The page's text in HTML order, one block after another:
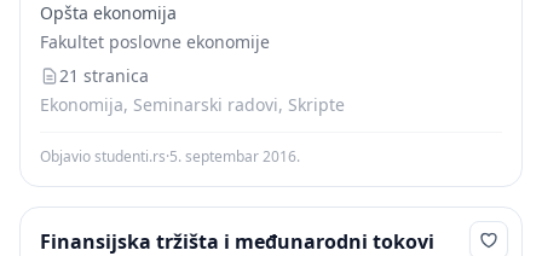
kupovina i prodaja hartija tržišta novca od...
Opšta ekonomija
Fakultet poslovne ekonomije
21 stranica
Ekonomija, Seminarski radovi, Skripte
Objavio studenti.rs·5. septembar 2016.
Finansijska tržišta i međunarodni tokovi